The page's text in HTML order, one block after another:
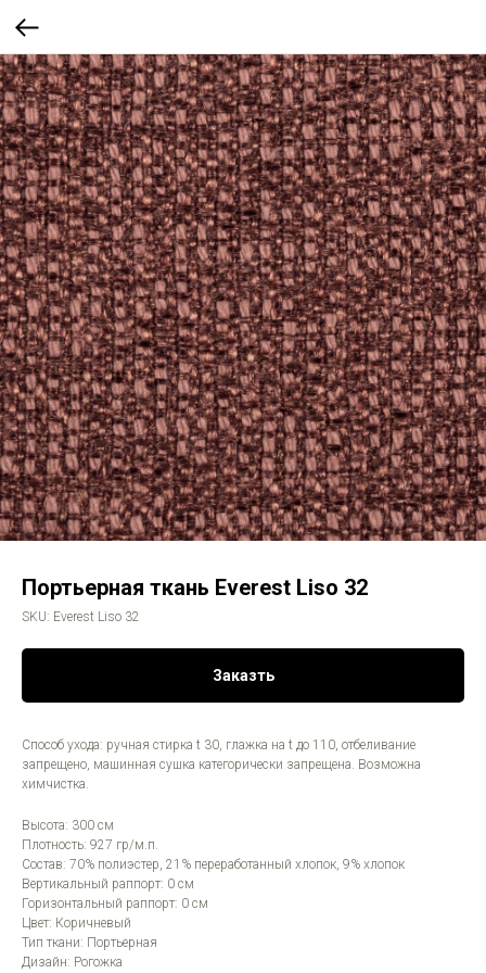
Портьерная ткань Everest Liso 32
SKU: Everest Liso 32
Заказть
Способ ухода: ручная стирка t 30, глажка на t до 110, отбеливание
запрещено, машинная сушка категорически запрещена. Возможна
химчистка.
Высота: 300 см
Плотность: 927 гр/м.п.
Состав: 70% полиэстер, 21% переработанный хлопок, 9% хлопок
Вертикальный раппорт: 0 см
Горизонтальный раппорт: 0 см
Цвет: Коричневый
Тип ткани: Портьерная
Дизайн: Рогожка